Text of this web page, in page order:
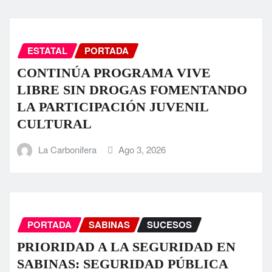
ESTATAL PORTADA
CONTINÚA PROGRAMA VIVE
LIBRE SIN DROGAS FOMENTANDO
LA PARTICIPACIÓN JUVENIL
CULTURAL
La Carbonifera Ago 3, 2026
PORTADA SABINAS SUCESOS
PRIORIDAD A LA SEGURIDAD EN
SABINAS: SEGURIDAD PÚBLICA